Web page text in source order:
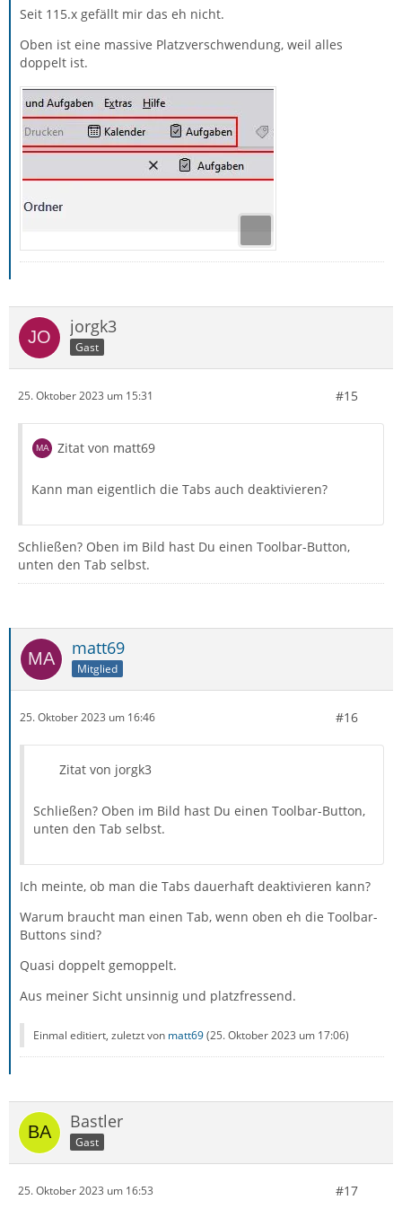
Seit 115.x gefällt mir das eh nicht.
Oben ist eine massive Platzverschwendung, weil alles
doppelt ist.
jorgk3
Gast
25. Oktober 2023 um 15:31 #15
Zitat von matt69
Kann man eigentlich die Tabs auch deaktivieren?
Schließen? Oben im Bild hast Du einen Toolbar-Button,
unten den Tab selbst.
matt69
Mitglied
25. Oktober 2023 um 16:46 #16
Zitat von jorgk3
Schließen? Oben im Bild hast Du einen Toolbar-Button,
unten den Tab selbst.
Ich meinte, ob man die Tabs dauerhaft deaktivieren kann?
Warum braucht man einen Tab, wenn oben eh die Toolbar-
Buttons sind?
Quasi doppelt gemoppelt.
Aus meiner Sicht unsinnig und platzfressend.
Einmal editiert, zuletzt von matt69(25. Oktober 2023 um 17:06)
Bastler
Gast
25. Oktober 2023 um 16:53 #17